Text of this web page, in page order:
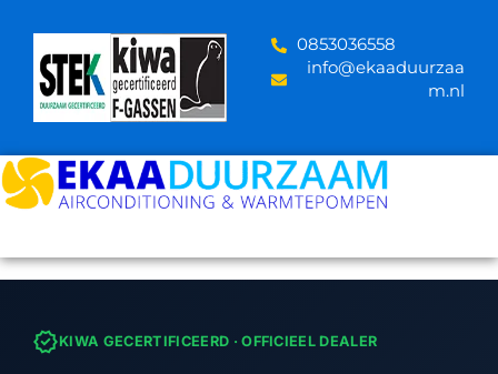
content
‪0853036558
info@ekaaduurzaa
m.nl
verifiedKIWA GECERTIFICEERD · OFFICIEEL DEALER